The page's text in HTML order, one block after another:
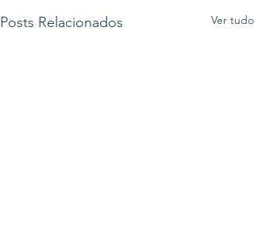
Posts Relacionados Ver tudo